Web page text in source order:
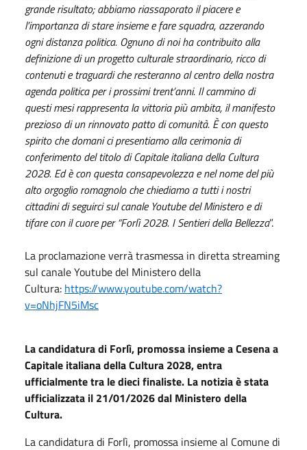
grande risultato; abbiamo riassaporato il piacere e
l’importanza di stare insieme e fare squadra, azzerando
ogni distanza politica. Ognuno di noi ha contribuito alla
definizione di un progetto culturale straordinario, ricco di
contenuti e traguardi che resteranno al centro della nostra
agenda politica per i prossimi trent’anni. Il cammino di
questi mesi rappresenta la vittoria più ambita, il manifesto
prezioso di un rinnovato patto di comunità. È con questo
spirito che domani ci presentiamo alla cerimonia di
conferimento del titolo di Capitale italiana della Cultura
2028. Ed è con questa consapevolezza e nel nome del più
alto orgoglio romagnolo che chiediamo a tutti i nostri
cittadini di seguirci sul canale Youtube del Ministero e di
tifare con il cuore per “Forlì 2028. I Sentieri della Bellezza”.
La proclamazione verrà trasmessa in diretta streaming
sul canale Youtube del Ministero della
Cultura: https://www.youtube.com/watch?
v=oNhjFN5iMsc
La candidatura di Forlì, promossa insieme a Cesena a
Capitale italiana della Cultura 2028, entra
ufficialmente tra le dieci finaliste. La notizia è stata
ufficializzata il 21/01/2026 dal Ministero della
Cultura.
La candidatura di Forlì, promossa insieme al Comune di